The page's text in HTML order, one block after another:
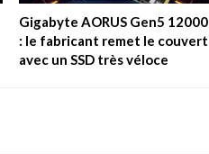
Gigabyte AORUS Gen5 12000
: le fabricant remet le couvert
avec un SSD très véloce